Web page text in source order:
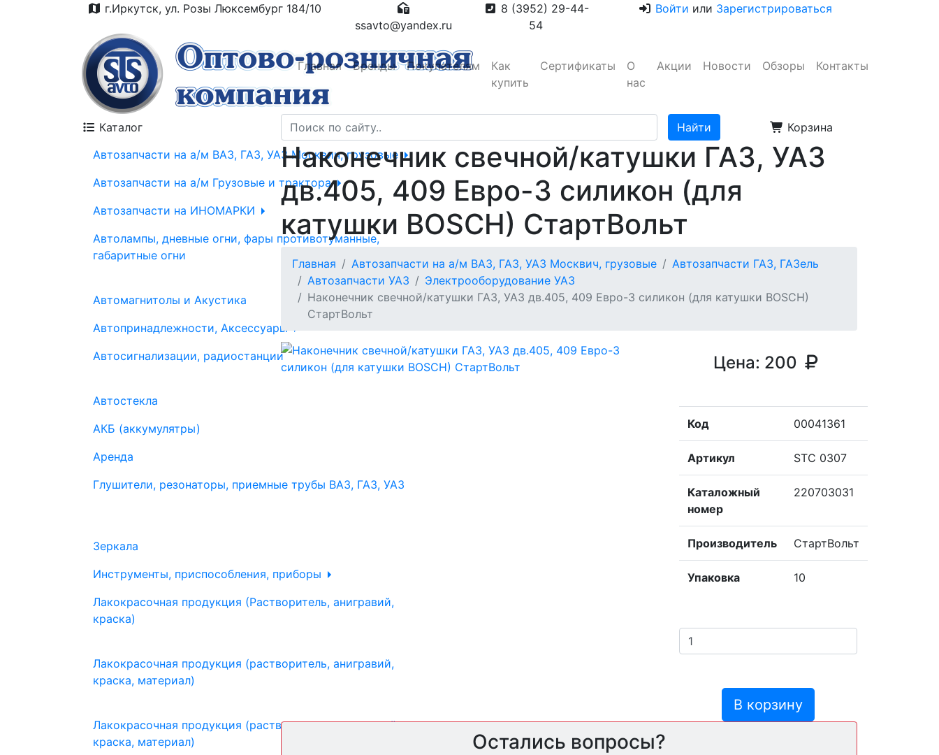
г.Иркутск, ул. Розы Люксембург 184/10
ssavto@yandex.ru
8 (3952) 29-44-
54
Войти или Зарегистрироваться
Главная Бренды Покупателям
Как
купить
Сертификаты
О
нас
Акции Новости Обзоры Контакты
Каталог
Корзина
Автозапчасти на а/м ВАЗ, ГАЗ, УАЗ Москвич, грузовые
Автозапчасти на а/м Грузовые и трактора
Автозапчасти на ИНОМАРКИ
Автолампы, дневные огни, фары противотуманные,
габаритные огни
Автомагнитолы и Акустика
Автопринадлежности, Аксессуары
Автосигнализации, радиостанции
Автостекла
АКБ (аккумулятры)
Аренда
Глушители, резонаторы, приемные трубы ВАЗ, ГАЗ, УАЗ
Зеркала
Инструменты, приспособления, приборы
Лакокрасочная продукция (Растворитель, анигравий,
краска)
Лакокрасочная продукция (растворитель, анигравий,
краска, материал)
Лакокрасочная продукция (растворитель, антигравий,
краска, материал)
Наконечник свечной/катушки ГАЗ, УАЗ
дв.405, 409 Евро-3 силикон (для
катушки BOSCH) СтартВольт
Главная Автозапчасти на а/м ВАЗ, ГАЗ, УАЗ Москвич, грузовые
Автозапчасти ГАЗ, ГАЗель
Автозапчасти УАЗ
Электрооборудование УАЗ
Наконечник свечной/катушки ГАЗ, УАЗ дв.405, 409 Евро-3 силикон (для катушки BOSCH)
СтартВольт
Цена: 200
Код 00041361
Артикул STC 0307
Каталожный
номер
220703031
Производитель СтартВольт
Упаковка 10
В корзину
Остались вопросы?